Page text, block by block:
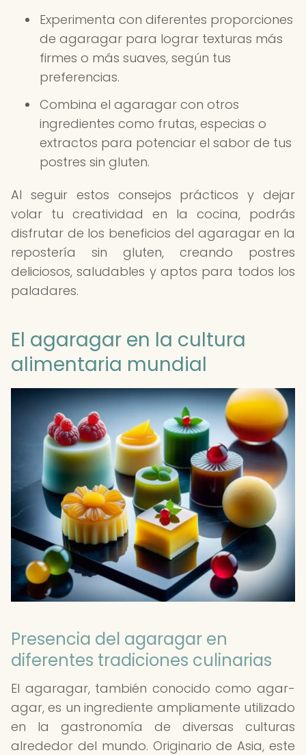
Experimenta con diferentes proporciones
de agaragar para lograr texturas más
firmes o más suaves, según tus
preferencias.
Combina el agaragar con otros
ingredientes como frutas, especias o
extractos para potenciar el sabor de tus
postres sin gluten.
Al seguir estos consejos prácticos y dejar
volar tu creatividad en la cocina, podrás
disfrutar de los beneficios del agaragar en la
repostería sin gluten, creando postres
deliciosos, saludables y aptos para todos los
paladares.
El agaragar en la cultura
alimentaria mundial
Presencia del agaragar en
diferentes tradiciones culinarias
El agaragar, también conocido como agar-
agar, es un ingrediente ampliamente utilizado
en la gastronomía de diversas culturas
alrededor del mundo. Originario de Asia, este